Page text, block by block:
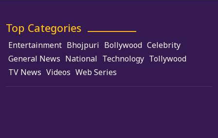
Top Categories
Entertainment Bhojpuri Bollywood Celebrity
General News National Technology Tollywood
TV News Videos Web Series